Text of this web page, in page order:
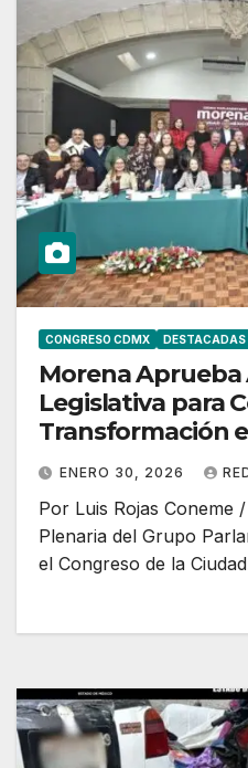
CONGRESO CDMX DESTACADAS
Morena
Legislativa para
Transformación
ENERO 30, 2026
Por Luis Rojas Coneme
Plenaria del Grupo
el Congreso de la